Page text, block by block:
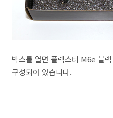
박스를 열면 플렉스터 M6e 블
구성되어 있습니다.